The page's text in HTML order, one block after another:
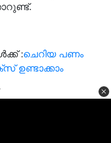
:ചെറിയ പണം
ഉണ്ടാക്കാം